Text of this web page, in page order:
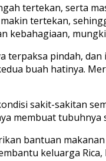
tertekan, serta
tertekan,
kebahagiaan,
pindah,
buah hatinya.
sakit-sakitan
membuat tubuhnya
bantuan
keluarga Rica,